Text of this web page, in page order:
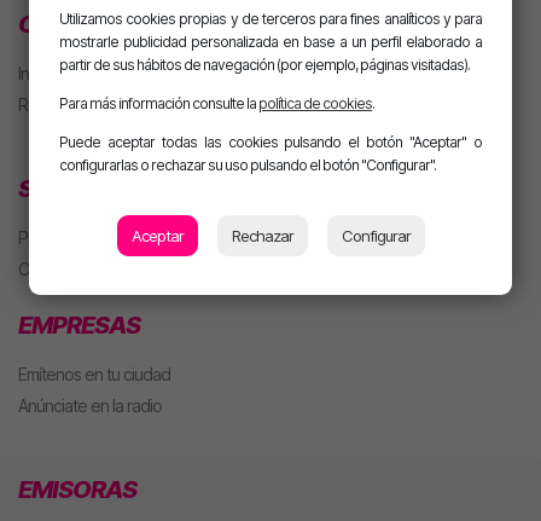
CLUB MOTIVA
Iniciar sesión
Regístrate
SECCIONES
Playlist
Concursos
EMPRESAS
Emítenos en tu ciudad
Anúnciate en la radio
EMISORAS
Utilizamos cookies propias y de terceros para fines analíticos y para
mostrarle publicidad personalizada en base a un perfil elaborado a
partir de sus hábitos de navegación (por ejemplo, páginas visitadas).
Para más información consulte la política de cookies.
Puede aceptar todas las cookies pulsando el botón "Aceptar" o
configurarlas o rechazar su uso pulsando el botón "Configurar".
Aceptar Rechazar Configurar